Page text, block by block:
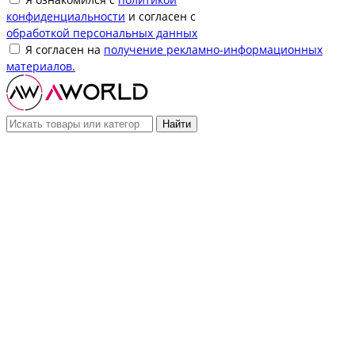
конфиденциальности и согласен с
обработкой персональных данных
Я согласен на получение рекламно-информационных
материалов.
Найти